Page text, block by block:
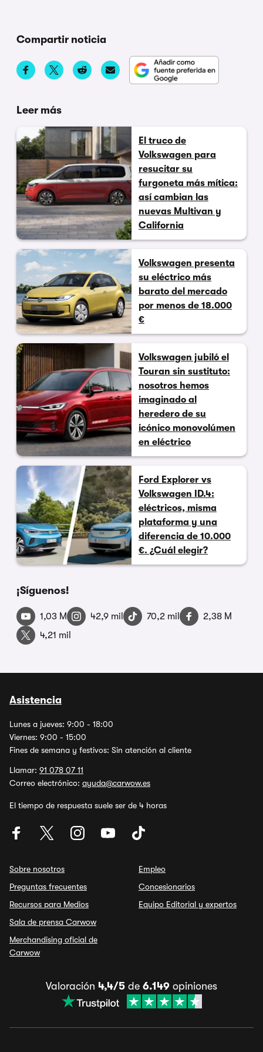
Compartir noticia
Leer más
El truco de
Volkswagen para
resucitar su
furgoneta más mítica:
así cambian las
nuevas Multivan y
California
Volkswagen presenta
su eléctrico más
barato del mercado
por menos de 18.000
€
Volkswagen jubiló el
Touran sin sustituto:
nosotros hemos
imaginado al
heredero de su
icónico monovolúmen
en eléctrico
Ford Explorer vs
Volkswagen ID.4:
eléctricos, misma
plataforma y una
diferencia de 10.000
€. ¿Cuál elegir?
¡Síguenos!
1,03 M 42,9 mil 70,2 mil
2,38 M
4,21 mil
Asistencia
Lunes a jueves: 9:00 - 18:00
Viernes: 9:00 - 15:00
Fines de semana y festivos: Sin atención al cliente
Llamar: 91 078 07 11
Correo electrónico: ayuda@carwow.es
El tiempo de respuesta suele ser de 4 horas
Sobre nosotros
Preguntas frecuentes
Recursos para Medios
Sala de prensa Carwow
Merchandising oficial de
Carwow
Empleo
Concesionarios
Equipo Editorial y expertos
Valoración 4,4/5 de 6.149 opiniones